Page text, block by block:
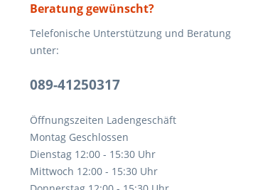
Beratung gewünscht?
Telefonische Unterstützung und Beratung
unter:
089-41250317
Öffnungszeiten Ladengeschäft
Montag Geschlossen
Dienstag 12:00 - 15:30 Uhr
Mittwoch 12:00 - 15:30 Uhr